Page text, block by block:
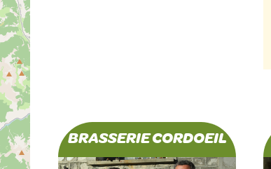
BRASSERIE CORDOEIL